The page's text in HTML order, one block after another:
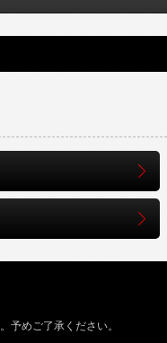
予めご了承ください。